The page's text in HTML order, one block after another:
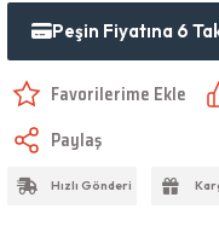
Peşin Fiyatına 6
Paylaş
Hızlı Gönderi